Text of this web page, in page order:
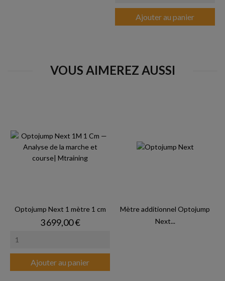
Ajouter au panier
VOUS AIMEREZ AUSSI
Optojump Next 1 mètre 1 cm
Prix
3 699,00 €
Ajouter au panier
Mètre additionnel Optojump
Next...